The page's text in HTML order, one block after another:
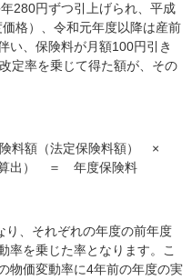
280円ずつ引上げられ、平成
格）、令和元年度以降は産前
い、保険料が月額100円引き
定率を乗じて得た額が、その
険料額（法定保険料額） ×
算出） ＝ 年度保険料
、それぞれの年度の前年度
率を乗じた率となります。こ
物価変動率に4年前の年度の実